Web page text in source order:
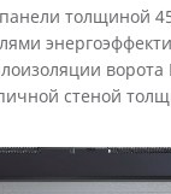
толщиной
ворота
стеной